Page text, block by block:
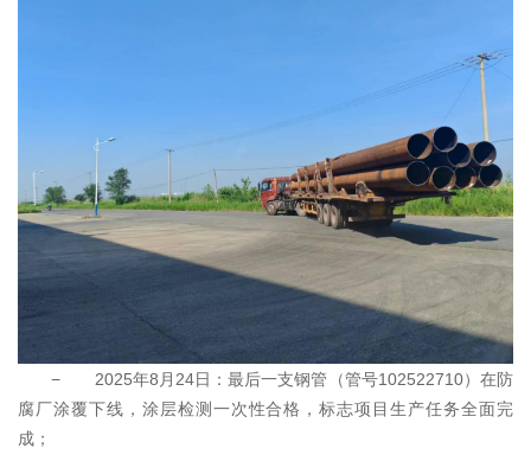
− 2025年8月24日：最后一支钢管（管号102522710）在防
腐厂涂覆下线，涂层检测一次性合格，标志项目生产任务全面完
成；